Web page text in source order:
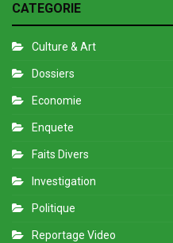
CATEGORIE
Culture & Art
Dossiers
Economie
Enquete
Faits Divers
Investigation
Politique
Reportage Video